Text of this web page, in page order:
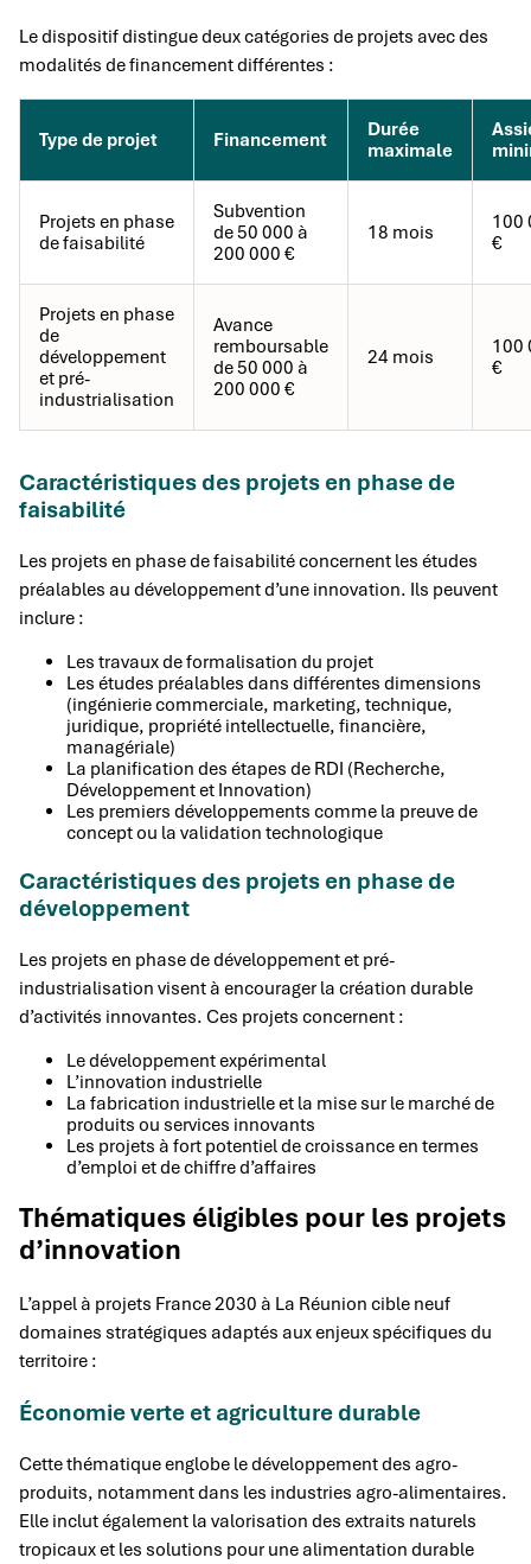
Le dispositif distingue deux catégories de projets avec des
modalités de financement différentes :
Type de projet Financement
Durée
maximale
Projets en phase
de faisabilité
Subvention
de 50 000 à
200 000 €
18 mois
100
€
Projets en phase
de
développement
et pré-
industrialisation
Avance
remboursable
de 50 000 à
200 000 €
24 mois
100
€
Caractéristiques des projets en phase de
faisabilité
Les projets en phase de faisabilité concernent les études
préalables au développement d’une innovation. Ils peuvent
inclure :
Les travaux de formalisation du projet
Les études préalables dans différentes dimensions
(ingénierie commerciale, marketing, technique,
juridique, propriété intellectuelle, financière,
managériale)
La planification des étapes de RDI (Recherche,
Développement et Innovation)
Les premiers développements comme la preuve de
concept ou la validation technologique
Caractéristiques des projets en phase de
développement
Les projets en phase de développement et pré-
industrialisation visent à encourager la création durable
d’activités innovantes. Ces projets concernent :
Le développement expérimental
L’innovation industrielle
La fabrication industrielle et la mise sur le marché de
produits ou services innovants
Les projets à fort potentiel de croissance en termes
d’emploi et de chiffre d’affaires
Thématiques éligibles pour les projets
d’innovation
L’appel à projets France 2030 à La Réunion cible neuf
domaines stratégiques adaptés aux enjeux spécifiques du
territoire :
Économie verte et agriculture durable
Cette thématique englobe le développement des agro-
produits, notamment dans les industries agro-alimentaires.
Elle inclut également la valorisation des extraits naturels
tropicaux et les solutions pour une alimentation durable